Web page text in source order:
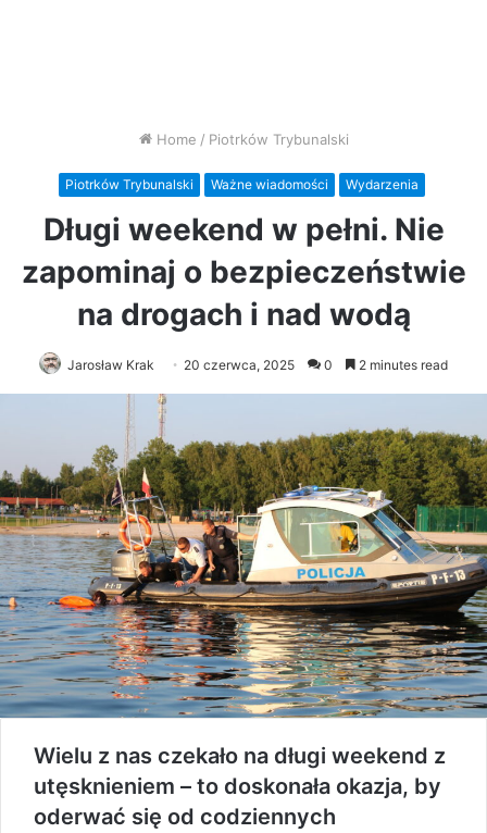
Home / Piotrków Trybunalski
Piotrków Trybunalski Ważne wiadomości Wydarzenia
Długi weekend w pełni. Nie
zapominaj o bezpieczeństwie
na drogach i nad wodą
Jarosław Krak 20 czerwca, 2025 0 2 minutes read
Wielu z nas czekało na długi weekend z
utęsknieniem – to doskonała okazja, by
oderwać się od codziennych